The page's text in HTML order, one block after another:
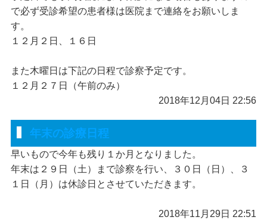
で必ず受診希望の患者様は医院まで連絡をお願いしま
す。
１２月２日、１６日
また木曜日は下記の日程で診察予定です。
１２月２７日（午前のみ）
2018年12月04日 22:56
年末の診療日程
早いもので今年も残り１か月となりました。
年末は２９日（土）まで診察を行い、３０日（日）、３
１日（月）は休診日とさせていただきます。
2018年11月29日 22:51